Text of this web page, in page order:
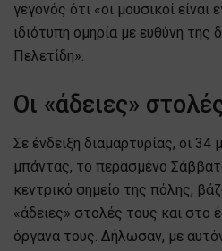
γεγονός ότι «οι μουσικοί είναι
ιδιότυπη ομηρία με ευθύνη της
Πελετίδη».
Οι «άδειες»
Σε ένδειξη διαμαρτυρίας, οι 34
μπάντας, το περασμένο
κεντρικό σημείο της πόλης,
«άδειες» στολές τους και στο
όργανα τους. Δήλωσαν, με